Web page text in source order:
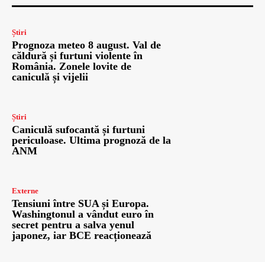
Știri
Prognoza meteo 8 august. Val de
căldură și furtuni violente în
România. Zonele lovite de
caniculă și vijelii
Știri
Caniculă sufocantă și furtuni
periculoase. Ultima prognoză de la
ANM
Externe
Tensiuni între SUA și Europa.
Washingtonul a vândut euro în
secret pentru a salva yenul
japonez, iar BCE reacționează